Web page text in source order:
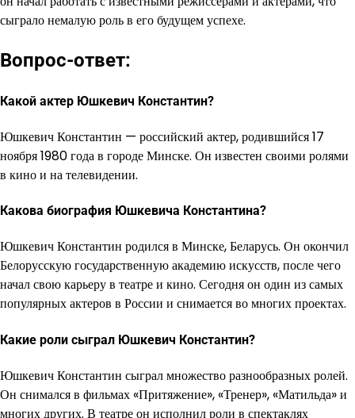
сыграло немалую роль в его будущем успехе.
Вопрос-ответ:
Какой актер Юшкевич Константин?
Юшкевич Константин — российский актер, родившийся 17
ноября 1980 года в городе Минске. Он известен своими ролями
в кино и на телевидении.
Какова биография Юшкевича Константина?
Юшкевич Константин родился в Минске, Беларусь. Он окончил
Белорусскую государственную академию искусств, после чего
начал свою карьеру в театре и кино. Сегодня он один из самых
популярных актеров в России и снимается во многих проектах.
Какие роли сыграл Юшкевич Константин?
Юшкевич Константин сыграл множество разнообразных ролей.
Он снимался в фильмах «Притяжение», «Тренер», «Матильда» и
многих других. В театре он исполнил роли в спектаклях